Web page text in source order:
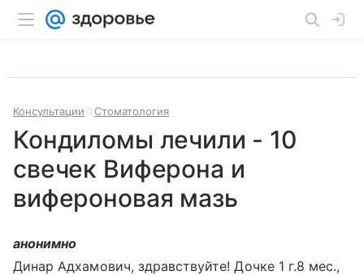
Консультации Стоматология
Кондиломы лечили - 10
свечек Виферона и
вифероновая мазь
анонимно
Динар Адхамович, здравствуйте! Дочке 1 г.8 мес.,